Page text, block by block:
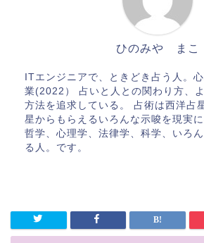
ひのみや まこ
ITエンジニアで、ときどき占う人。
業(2022） 占いと人との関わり方、
方法を追求している。 占術は西洋占
星からもらえるいろんな示唆を現実に
哲学、心理学、法律学、科学、いろ
る人。です。